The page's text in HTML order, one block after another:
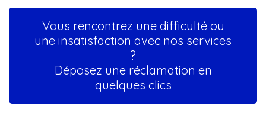
Vous rencontrez une difficulté ou
une insatisfaction avec nos services
?
Déposez une réclamation en
quelques clics